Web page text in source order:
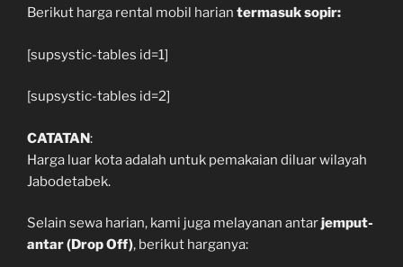
Berikut harga rental mobil harian termasuk sopir:
[supsystic-tables id=1]
[supsystic-tables id=2]
CATATAN:
Harga luar kota adalah untuk pemakaian diluar wilayah
Jabodetabek.
Selain sewa harian, kami juga melayanan antarjemput-
antar (Drop Off), berikut harganya: